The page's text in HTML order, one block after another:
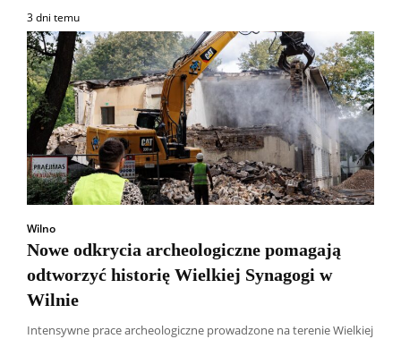
3 dni temu
Wilno
Nowe odkrycia archeologiczne pomagają
odtworzyć historię Wielkiej Synagogi w
Wilnie
Intensywne prace archeologiczne prowadzone na terenie Wielkiej